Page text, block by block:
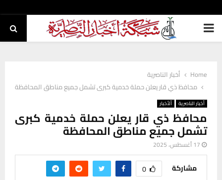
PRIMARY
Home
أخبار الناصرية
محافظ ذي قار يعلن حملة خدمية كبرى تشمل جميع مناطق المحافظة
أخبار الناصرية ألأخبار
محافظ ذي قار يعلن حملة خدمية كبرى
تشمل جميع مناطق المحافظة
17 أغسطس، 2025
مشاركة 0